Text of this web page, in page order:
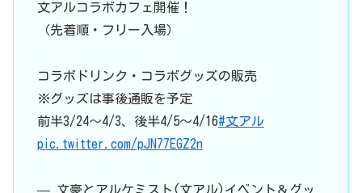
文アルコラボカフェ開催！
（先着順・フリー入場）
コラボドリンク・コラボグッズの販売
※グッズは事後通販を予定
前半3/24～4/3、後半4/5～4/16#文アル
pic.twitter.com/pJN77EGZ2n
— 文豪とアルケミスト(文アル)イベント＆グッ